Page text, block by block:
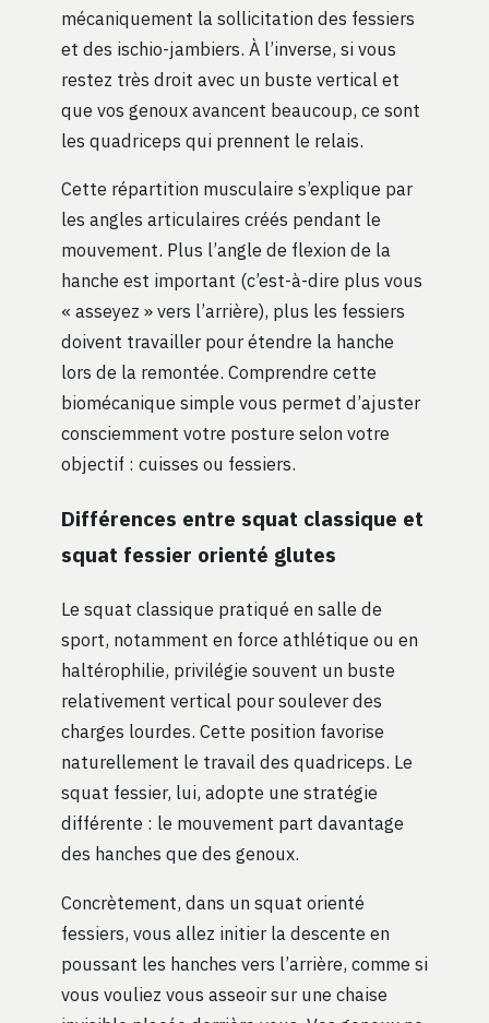
mécaniquement la sollicitation des fessiers
et des ischio-jambiers. À l’inverse, si vous
restez très droit avec un buste vertical et
que vos genoux avancent beaucoup, ce sont
les quadriceps qui prennent le relais.
Cette répartition musculaire s’explique par
les angles articulaires créés pendant le
mouvement. Plus l’angle de flexion de la
hanche est important (c’est-à-dire plus vous
« asseyez » vers l’arrière), plus les fessiers
doivent travailler pour étendre la hanche
lors de la remontée. Comprendre cette
biomécanique simple vous permet d’ajuster
consciemment votre posture selon votre
objectif : cuisses ou fessiers.
Différences entre squat classique et
squat fessier orienté glutes
Le squat classique pratiqué en salle de
sport, notamment en force athlétique ou en
haltérophilie, privilégie souvent un buste
relativement vertical pour soulever des
charges lourdes. Cette position favorise
naturellement le travail des quadriceps. Le
squat fessier, lui, adopte une stratégie
différente : le mouvement part davantage
des hanches que des genoux.
Concrètement, dans un squat orienté
fessiers, vous allez initier la descente en
poussant les hanches vers l’arrière, comme si
vous vouliez vous asseoir sur une chaise